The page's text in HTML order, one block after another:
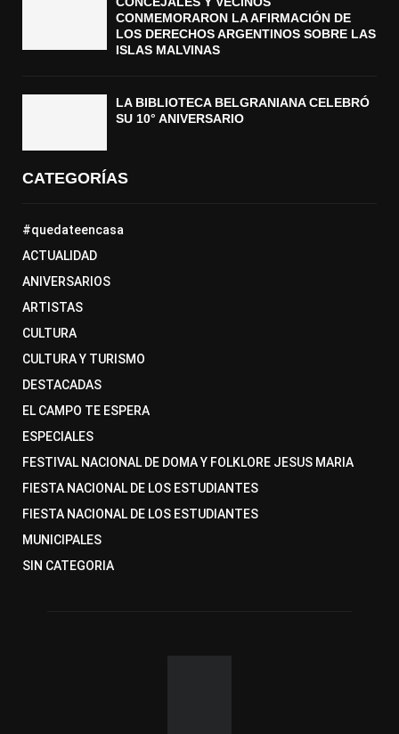
CONMEMORARON LA AFIRMACIÓN DE
LOS DERECHOS ARGENTINOS SOBRE LAS
ISLAS MALVINAS
LA BIBLIOTECA BELGRANIANA CELEBRÓ
SU 10° ANIVERSARIO
CATEGORÍAS
#quedateencasa
ACTUALIDAD
ANIVERSARIOS
ARTISTAS
CULTURA
CULTURA Y TURISMO
DESTACADAS
EL CAMPO TE ESPERA
ESPECIALES
FESTIVAL NACIONAL DE DOMA Y FOLKLORE JESUS MARIA
FIESTA NACIONAL DE LOS ESTUDIANTES
FIESTA NACIONAL DE LOS ESTUDIANTES
MUNICIPALES
SIN CATEGORIA